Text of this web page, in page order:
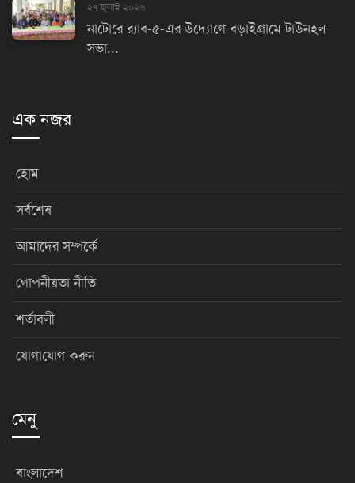
২৭ জুলাই ২০২৬
নাটোরে র‌্যাব-৫-এর উদ্যোগে বড়াইগ্রামে টাউনহল
সভা...
এক নজর
হোম
সর্বশেষ
আমাদের সম্পর্কে
গোপনীয়তা নীতি
শর্তাবলী
যোগাযোগ করুন
মেনু
বাংলাদেশ